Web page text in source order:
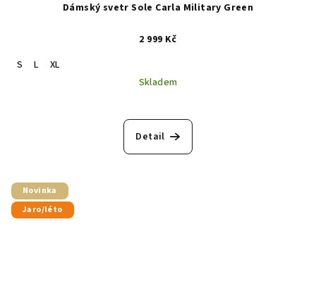
Dámský svetr Sole Carla Military Green
2 999 Kč
S
L
XL
Skladem
Detail
Novinka
Jaro/léto